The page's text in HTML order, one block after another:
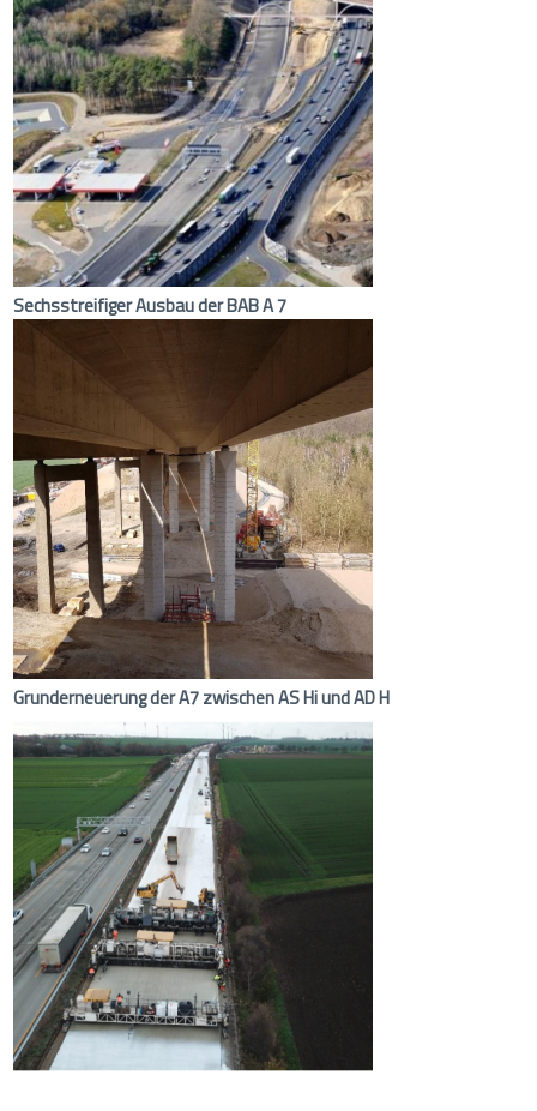
Sechsstreifiger Ausbau der BAB A 7
Grunderneuerung der A7 zwischen AS Hi und AD H